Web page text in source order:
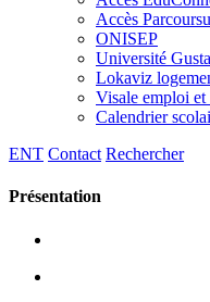
Accès
ONISEP
Université
Lokaviz
Visale emploi et
Calendrier
ENT Contact Rechercher
Présentation